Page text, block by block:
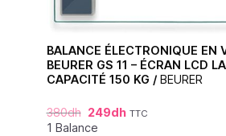
BALANCE ÉLECTRONIQUE EN
BEURER GS 11 – ÉCRAN LCD
CAPACITÉ 150 KG / BEURER
380dh 249dh TTC
1 Balance